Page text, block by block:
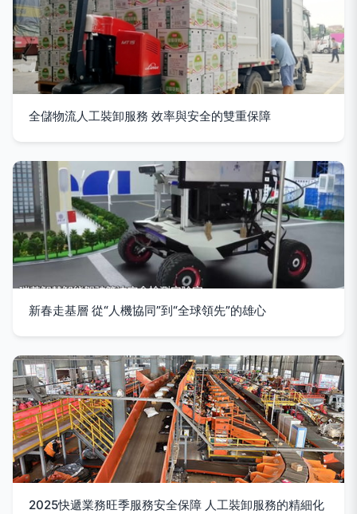
全儲物流人工裝卸服務 效率與安全的雙重保障
新春走基層 從“人機協同”到“全球領先”的雄心
2025快遞業務旺季服務安全保障 人工裝卸服務的精細化